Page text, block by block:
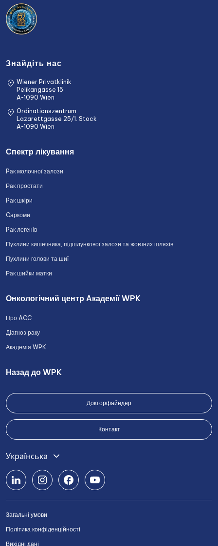
Знайдіть нас
Wiener Privatklinik
Pelikangasse 15
A-1090 Wien
Ordinationszentrum
Lazarettgasse 25/1. Stock
A-1090 Wien
Спектр лікування
Pак молочної залози
Рак простати
Pак шкіри
Cаркоми
Pак легенів
Пухлини кишечника, підшлункової залози та жовчних шляхів
Пухлини голови та шиї
Рак шийки матки
Онкологічний центр Академії WPK
Про ACC
Діагноз раку
Академія WPK
Назад до WPK
Докторфайндер
Контакт
Українська
English
Deutsch
Română
Srpski
Български
Загальні умови
Політика конфіденційності
Вихідні дані